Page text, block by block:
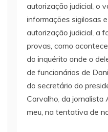
autorização judicial, o
informações sigilosas
autorização judicial, a
provas, como
do inquérito onde o
de funcionários de
do secretário do
Carvalho, da jornalista
meu, na tentativa de